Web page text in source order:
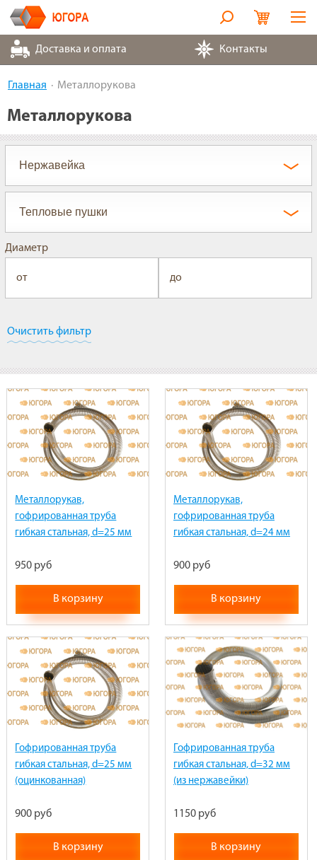
Оборудование
Контакты
О компании
Доставка и оплата Контакты
Главная Металлорукова
Металлорукова
Диаметр
от до
Очистить фильтр
Металлорукав,
гофрированная труба
гибкая стальная, d=25 мм
950 руб
В корзину
Металлорукав,
гофрированная труба
гибкая стальная, d=24 мм
900 руб
В корзину
Гофрированная труба
гибкая стальная, d=25 мм
(оцинкованная)
900 руб
В корзину
Гофрированная труба
гибкая стальная, d=32 мм
(из нержавейки)
1150 руб
В корзину